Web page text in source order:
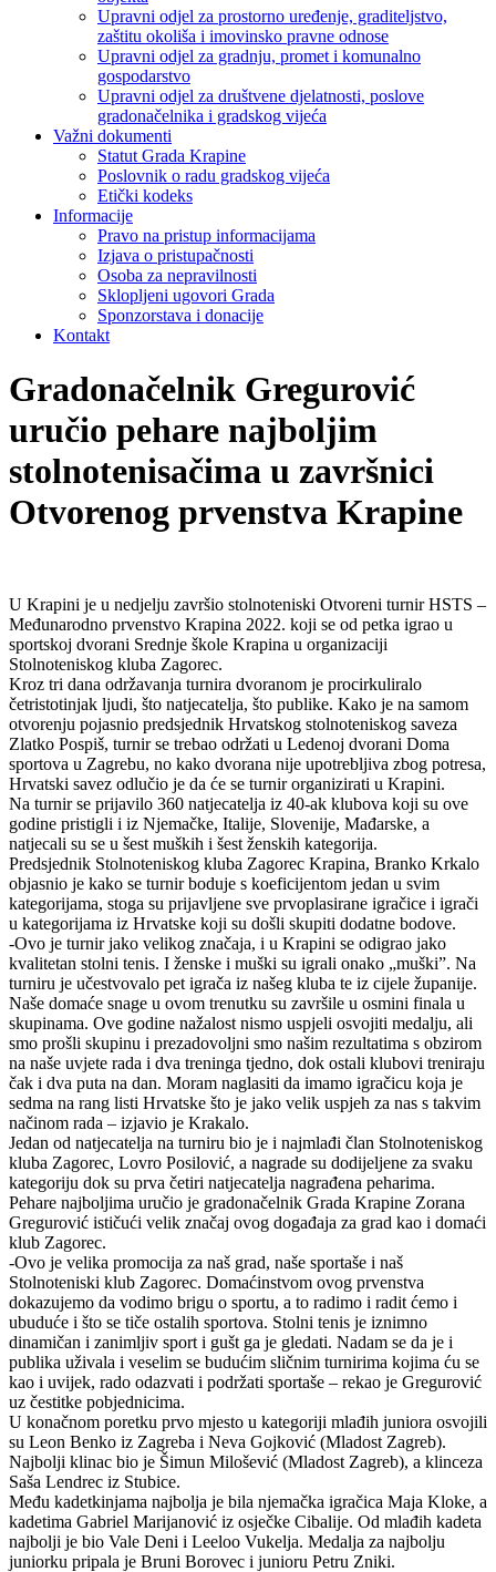
Upravni odjel za prostorno uređenje, graditeljstvo,
zaštitu okoliša i imovinsko pravne odnose
Upravni odjel za gradnju, promet i komunalno
gospodarstvo
Upravni odjel za društvene djelatnosti, poslove
gradonačelnika i gradskog vijeća
Važni dokumenti
Statut Grada Krapine
Poslovnik o radu gradskog vijeća
Etički kodeks
Informacije
Pravo na pristup informacijama
Izjava o pristupačnosti
Osoba za nepravilnosti
Sklopljeni ugovori Grada
Sponzorstava i donacije
Kontakt
Gradonačelnik Gregurović
uručio pehare najboljim
stolnotenisačima u završnici
Otvorenog prvenstva Krapine
U Krapini je u nedjelju završio stolnoteniski Otvoreni turnir HSTS –
Međunarodno prvenstvo Krapina 2022. koji se od petka igrao u
sportskoj dvorani Srednje škole Krapina u organizaciji
Stolnoteniskog kluba Zagorec.
Kroz tri dana održavanja turnira dvoranom je procirkuliralo
četristotinjak ljudi, što natjecatelja, što publike. Kako je na samom
otvorenju pojasnio predsjednik Hrvatskog stolnoteniskog saveza
Zlatko Pospiš, turnir se trebao održati u Ledenoj dvorani Doma
sportova u Zagrebu, no kako dvorana nije upotrebljiva zbog potresa,
Hrvatski savez odlučio je da će se turnir organizirati u Krapini.
Na turnir se prijavilo 360 natjecatelja iz 40-ak klubova koji su ove
godine pristigli i iz Njemačke, Italije, Slovenije, Mađarske, a
natjecali su se u šest muških i šest ženskih kategorija.
Predsjednik Stolnoteniskog kluba Zagorec Krapina, Branko Krkalo
objasnio je kako se turnir boduje s koeficijentom jedan u svim
kategorijama, stoga su prijavljene sve prvoplasirane igračice i igrači
u kategorijama iz Hrvatske koji su došli skupiti dodatne bodove.
-Ovo je turnir jako velikog značaja, i u Krapini se odigrao jako
kvalitetan stolni tenis. I ženske i muški su igrali onako „muški”. Na
turniru je učestvovalo pet igrača iz našeg kluba te iz cijele županije.
Naše domaće snage u ovom trenutku su završile u osmini finala u
skupinama. Ove godine nažalost nismo uspjeli osvojiti medalju, ali
smo prošli skupinu i prezadovoljni smo našim rezultatima s obzirom
na naše uvjete rada i dva treninga tjedno, dok ostali klubovi treniraju
čak i dva puta na dan. Moram naglasiti da imamo igračicu koja je
sedma na rang listi Hrvatske što je jako velik uspjeh za nas s takvim
načinom rada – izjavio je Krakalo.
Jedan od natjecatelja na turniru bio je i najmlađi član Stolnoteniskog
kluba Zagorec, Lovro Posilović, a nagrade su dodijeljene za svaku
kategoriju dok su prva četiri natjecatelja nagrađena peharima.
Pehare najboljima uručio je gradonačelnik Grada Krapine Zorana
Gregurović ističući velik značaj ovog događaja za grad kao i domaći
klub Zagorec.
-Ovo je velika promocija za naš grad, naše sportaše i naš
Stolnoteniski klub Zagorec. Domaćinstvom ovog prvenstva
dokazujemo da vodimo brigu o sportu, a to radimo i radit ćemo i
ubuduće i što se tiče ostalih sportova. Stolni tenis je iznimno
dinamičan i zanimljiv sport i gušt ga je gledati. Nadam se da je i
publika uživala i veselim se budućim sličnim turnirima kojima ću se
kao i uvijek, rado odazvati i podržati sportaše – rekao je Gregurović
uz čestitke pobjednicima.
U konačnom poretku prvo mjesto u kategoriji mlađih juniora osvojili
su Leon Benko iz Zagreba i Neva Gojković (Mladost Zagreb).
Najbolji klinac bio je Šimun Milošević (Mladost Zagreb), a klinceza
Saša Lendrec iz Stubice.
Među kadetkinjama najbolja je bila njemačka igračica Maja Kloke, a
kadetima Gabriel Marijanović iz osječke Cibalije. Od mlađih kadeta
najbolji je bio Vale Deni i Leeloo Vukelja. Medalja za najbolju
juniorku pripala je Bruni Borovec i junioru Petru Zniki.